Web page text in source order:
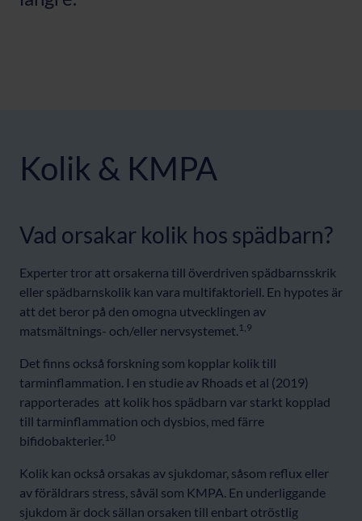
Kolik & KMPA
Vad orsakar kolik hos spädbarn?
Experter tror att orsakerna till överdriven spädbarnsskrik
eller spädbarnskolik kan vara multifaktoriell. En hypotes är
att det beror på den omogna utvecklingen av
matsmältnings- och/eller nervsystemet. 1,9
Det finns också forskning som kopplar kolik till
tarminflammation. I en studie av Rhoads et al (2019)
rapporterades att kolik hos spädbarn var starkt kopplad
till tarminflammation och dysbios, med färre
bifidobakterier. 10
Kolik kan också orsakas av sjukdomar, såsom reflux eller
av föräldrars stress, såväl som KMPA. En underliggande
sjukdom är dock sällan orsaken till enbart otröstlig